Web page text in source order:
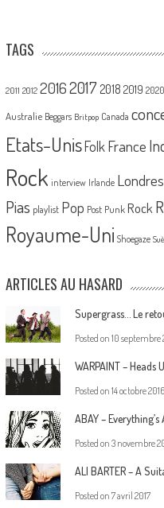
TAGS
2011 2012 20162017 2018 2019 2020
Australie Beggars Britpop Canada
Etats-UnisFolk France
Rock interview Irlande Londres
Pias playlist Pop Post Punk Rock
Royaume-Uni Shoegaze
ARTICLES AU HASARD
Supergrass… Le
Posted on 10 septembre
WARPAINT – Heads
Posted on 14 octobre 2016
ABAY –
Posted on 3 novembre
ALI BARTER – A
Posted on 7 avril 2017